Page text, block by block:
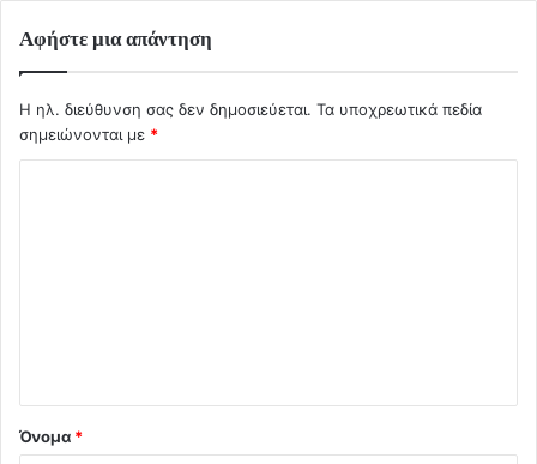
Αφήστε μια απάντηση
Η ηλ. διεύθυνση σας δεν δημοσιεύεται. Τα υποχρεωτικά πεδία
σημειώνονται με *
Όνομα *